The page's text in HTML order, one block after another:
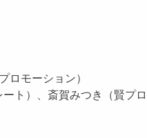
ロモーション）
ト）、斎賀みつき（賢プ